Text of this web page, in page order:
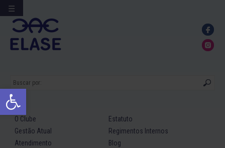
Abrir a barra de ferramentas
Ir
para
conteúdo
O Clube
Estatuto
Gestão Atual
Regimentos Internos
Atendimento
Blog
☰